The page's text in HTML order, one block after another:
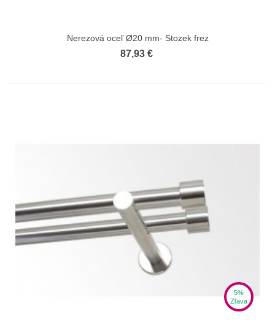
Nerezová oceľ Ø20 mm- Stozek frez
87,93 €
5%
Zľava